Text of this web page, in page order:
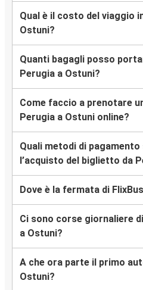
Qual è il costo del viaggio
Ostuni?
Quanti bagagli posso
Perugia a Ostuni?
Come faccio a prenotare
Perugia a Ostuni online?
Quali metodi di
l’acquisto del biglietto da
Dove è la fermata di
Ci sono corse giornaliere
a Ostuni?
A che ora parte il primo
Ostuni?